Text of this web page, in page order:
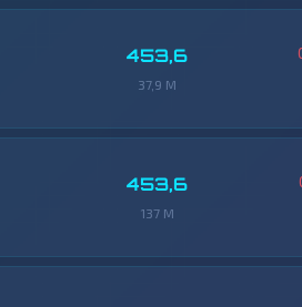
453,6
37,9 M
453,6
137 M